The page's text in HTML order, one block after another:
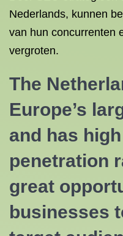
Nederlands, kunnen
van hun concurrenten
vergroten.
The
Europe’s
and has
penetration
great
businesses